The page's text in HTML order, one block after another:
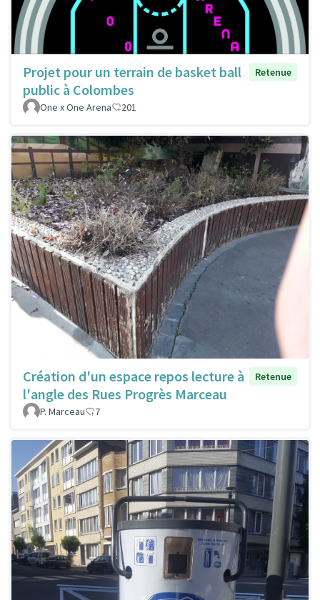
Projet pour un terrain de basket ball
public à Colombes
Retenue
One x One Arena 201
Création d'un espace repos lecture à
l'angle des Rues Progrès Marceau
Retenue
P. Marceau 7